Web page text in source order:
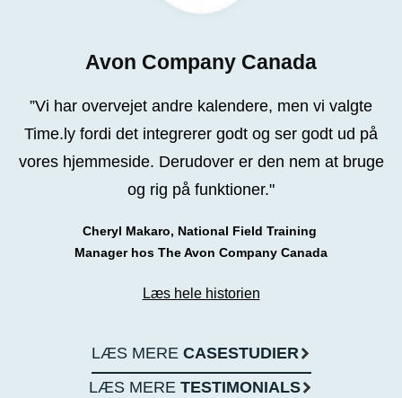
Avon Company Canada
”Vi har overvejet andre kalendere, men vi valgte
Time.ly fordi det integrerer godt og ser godt ud på
vores hjemmeside. Derudover er den nem at bruge
og rig på funktioner."
Cheryl Makaro, National Field Training
Manager hos The Avon Company Canada
Læs hele historien
LÆS MERE CASESTUDIER
LÆS MERE TESTIMONIALS